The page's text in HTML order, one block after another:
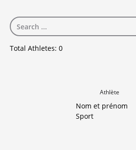
Total Athletes: 0
Athlète
Nom et prénom
Sport